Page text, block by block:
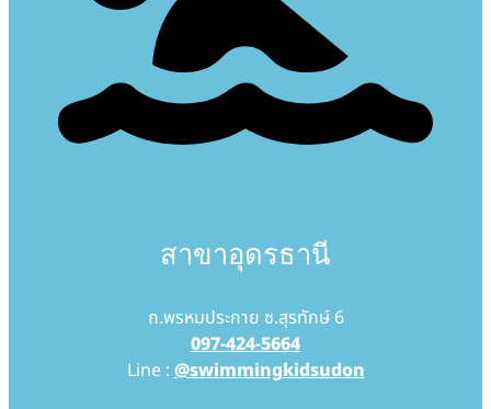
สาขาอุดรธานี
ถ.พรหมประกาย ซ.สุรทักษ์ 6
097-424-5664
Line :@swimmingkidsudon